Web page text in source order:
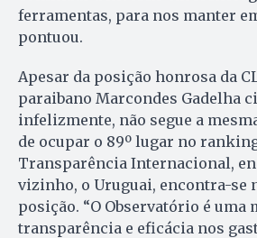
ferramentas, para nos manter
pontuou.
Apesar da posição honrosa da
paraibano Marcondes Gadelha
infelizmente, não segue a
de ocupar o 89º lugar no
Transparência Internacional,
vizinho, o Uruguai, encontra-se
posição. “O Observatório é uma
transparência e eficácia nos